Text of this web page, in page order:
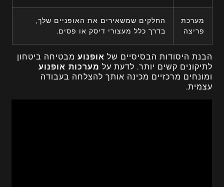
מערכת
פריצה
החלקים שמשאירים את האופניים שלך,
בדרך כלל מעצורי דיסק או פסים.
הבנת היסודות הבסיסיים של אופנוע מבטיחה ביטחון
לתיקונים קשים יותר. לדעת על מערכות אופנוע
ומונחים מרכזיים מכינה אותך להצלחה בעבודה
עצמית.